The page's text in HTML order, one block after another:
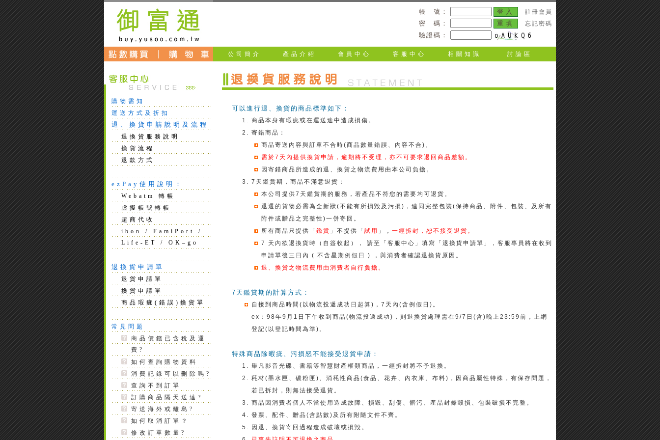
帳 號： 註冊會員
密 碼： 忘記密碼
驗證碼：
公司簡介 產品介紹 會員中心 客服中心 相關知識 討論區
購物需知
運送方式及折扣
退、換貨申請說明及流程
退換貨服務說明
換貨流程
退款方式
ezPay使用說明：
Webatm 轉帳
虛擬帳號轉帳
超商代收
ibon / FamiPort /
Life-ET / OK–go
退換貨申請單
退貨申請單
換貨申請單
商品瑕疵(錯誤)換貨單
常見問題
商品價錢已含稅及運
費?
如何查詢購物資料
消費記錄可以刪除嗎?
查詢不到訂單
訂購商品隔天送達?
寄送海外或離島?
如何取消訂單？
修改訂單數量?
可以進行退、換貨的商品標準如下：
商品本身有瑕疵或在運送途中造成損傷。
寄錯商品：
商品寄送內容與訂單不合時(商品數量錯誤、內容不合)。
需於7天內提供換貨申請，逾期將不受理，亦不可要求退回商品差額。
因寄錯商品所造成的退、換貨之物流費用由本公司負擔。
7天鑑賞期，商品不滿意退貨：
本公司提供7天鑑賞期的服務，若產品不符您的需要均可退貨。
退還的貨物必需為全新狀(不能有所損毀及污損)，連同完整包裝(保持商品、附件、包裝、及所有
附件或贈品之完整性)一併寄回。
所有商品只提供「 鑑賞 」不提供「 試用 」， 一經拆封，恕不接受退貨。
7 天內欲退換貨時（自簽收起）， 請至「客服中心」填寫「退換貨申請單」，客服專員將在收到
申請單後三日內 ( 不含星期例假日 ) ，與消費者確認退換貨原因。
退、換貨之物流費用由消費者自行負擔。
7天鑑賞期的計算方式：
自接到商品時間(以物流投遞成功日起算)，7天內(含例假日)。
ex：98年9月1日下午收到商品(物流投遞成功)，則退換貨處理需在9/7日(含)晚上23:59前，上網
登記(以登記時間為準)。
特殊商品除暇疵、污損怒不能接受退貨申請：
舉凡影音光碟、書籍等智慧財產權類商品，一經拆封將不予退換。
秏材(墨水匣、碳粉匣)、消秏性商品(食品、花卉、內衣庫、布料)，因商品屬性特殊，有保存問題，
若已拆封，則無法接受退貨。
商品因消費者個人不當使用造成故障、損毀、刮傷、髒污、產品封條毀損、包裝破損不完整。
發票、配件、贈品(含點數)及所有附隨文件不齊。
因退、換貨寄回過程造成破壞或損毀。